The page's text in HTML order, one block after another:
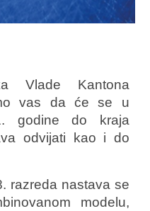
Vlade Kantona
vas da će se u
godine do kraja
odvijati kao i do
razreda nastava se
modelu,